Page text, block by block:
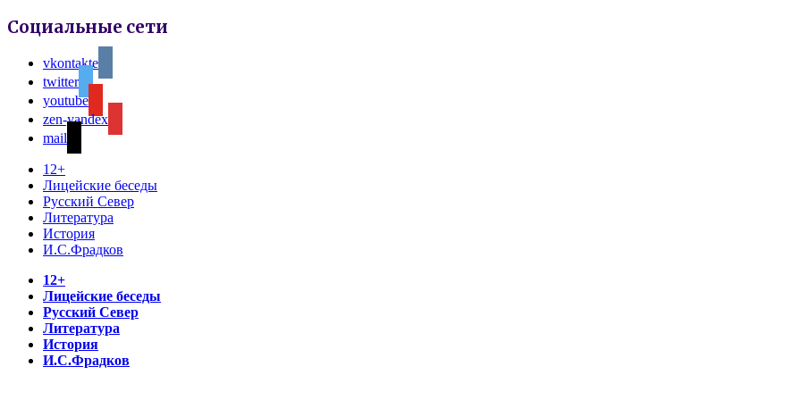
Социальные сети
vkontakte
twitter
youtube
zen-yandex
mail
12+
Лицейские беседы
Русский Север
Литература
История
И.С.Фрадков
12+
Лицейские беседы
Русский Север
Литература
История
И.С.Фрадков